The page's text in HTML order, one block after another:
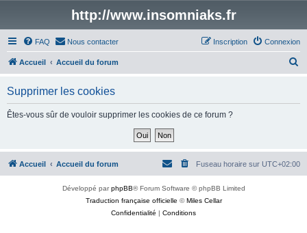
http://www.insomniaks.fr
FAQ Nous contacter Connexion
Inscription
Accueil Accueil du forum
h
Supprimer les cookies
Êtes-vous sûr de vouloir supprimer les cookies de ce forum ?
Accueil Accueil du forum Fuseau horaire sur UTC+02:00
Développé parphpBB® Forum Software © phpBB Limited
Traduction française officielle ©Miles Cellar
Confidentialité | Conditions